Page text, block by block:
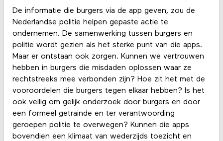
De informatie die burgers via de app geven, zou de
Nederlandse politie helpen gepaste actie te
ondernemen. De samenwerking tussen burgers en
politie wordt gezien als het sterke punt van die apps.
Maar er ontstaan ​​ook zorgen. Kunnen we vertrouwen
hebben in burgers die misdaden oplossen waar ze
rechtstreeks mee verbonden zijn? Hoe zit het met de
vooroordelen die burgers tegen elkaar hebben? Is het
ook veilig om gelijk onderzoek door burgers en door
een formeel getrainde en ter verantwoording
geroepen politie te overwegen? Kunnen die apps
bovendien een klimaat van wederzijds toezicht en